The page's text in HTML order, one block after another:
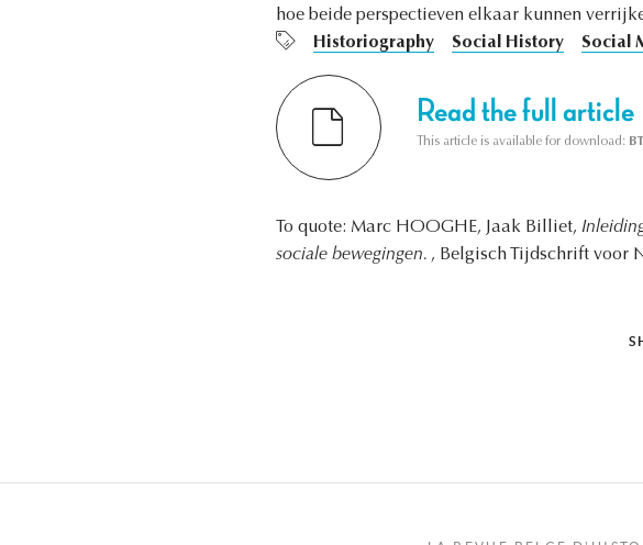
hoe beide perspectieven elkaar kunnen
Historiography
Social History Social
Read the full article
This article is available for download:
To quote: Marc HOOGHE, Jaak Billiet,
sociale bewegingen. , Belgisch Tijdschrift voor